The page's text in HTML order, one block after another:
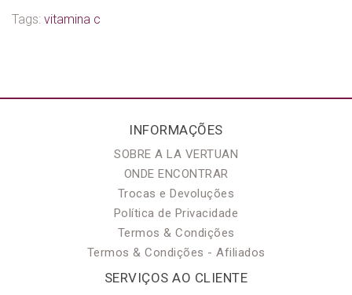
Tags: vitamina c
INFORMAÇÕES
SOBRE A LA VERTUAN
ONDE ENCONTRAR
Trocas e Devoluções
Política de Privacidade
Termos & Condições
Termos & Condições - Afiliados
SERVIÇOS AO CLIENTE